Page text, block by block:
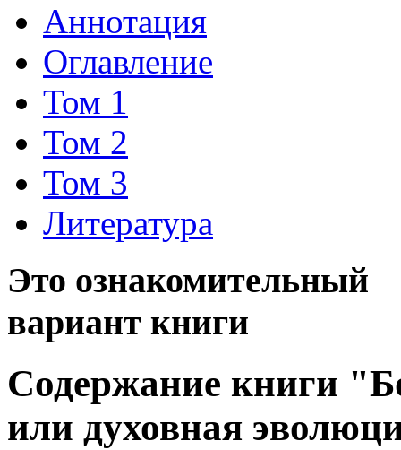
Аннотация
Оглавление
Том 1
Том 2
Том 3
Литература
Это ознакомительный
вариант книги
Содержание книги
или духовная